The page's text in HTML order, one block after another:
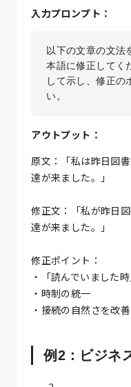
入力プロンプト：
以下の文章の文法
本語に修正してく
して示し、修正の
い。
アウトプット：
原文：「私は昨日図
達が来ました。」
修正文：「私が昨日
達が来ました。」
修正ポイント：
・「読んでいました
・時制の統一
・接続の自然さを改善
例2：ビジネ